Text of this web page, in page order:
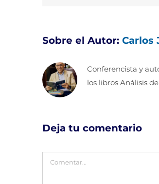
Sobre el Autor: Carlos
Conferencista y
los libros Análisis
Deja tu comentario
Comentar